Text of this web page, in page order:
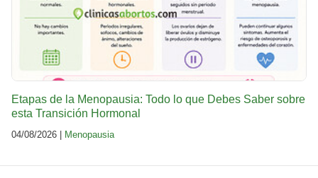
Etapas de la Menopausia: Todo lo que Debes Saber sobre
esta Transición Hormonal
04/08/2026 | Menopausia